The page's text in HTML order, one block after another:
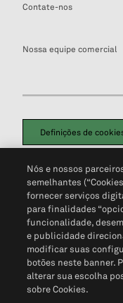
Contate-nos
Nossa equipe comercial
Definições de
Política de Privacidade
Não Venda Minhas
Nós e nossos
semelhantes
fornecer serviços
para finalidades
funcionalidade,
e publicidade
modificar suas
botões neste banner.
alterar sua escolha
sobre Cookies.